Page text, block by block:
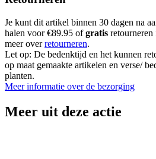
Je kunt dit artikel binnen 30 dagen na
halen voor €89.95 ofgratis
meer overretourneren.
Let op: De bedenktijd en het kunnen
op maat gemaakte artikelen en verse/
planten.
Meer informatie over de bezorging
Meer uit deze actie